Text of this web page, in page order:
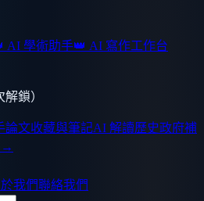
AI 學術助手👑 AI 寫作工作台
鎖）
論文收藏與筆記AI 解讀歷史政府補
→
我們聯絡我們